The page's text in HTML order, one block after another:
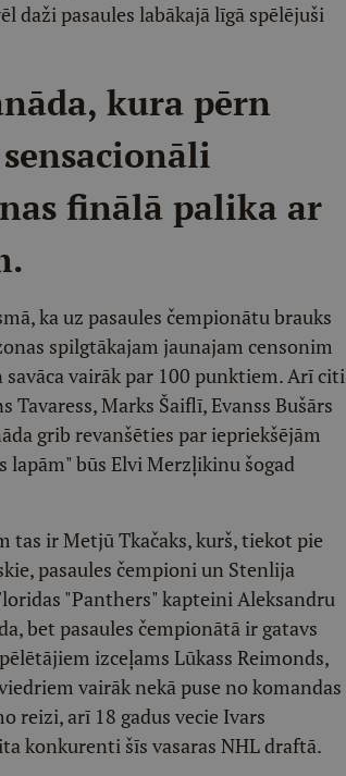
daži pasaules labākajā līgā spēlējuši
kura pērn
finālā palika ar
ka uz pasaules čempionātu brauks
spilgtākajam jaunajam censonim
vairāk par 100 punktiem. Arī citi
Marks Šaiflī, Evanss Bušārs
grib revanšēties par iepriekšējām
lapām" būs Elvi Merzļikinu šogad
tas ir Metjū Tkačaks, kurš, tiekot pie
pasaules čempioni un Stenlija
"Panthers" kapteini Aleksandru
bet pasaules čempionātā ir gatavs
izceļams Lūkass Reimonds,
vairāk nekā puse no komandas
reizi, arī 18 gadus vecie Ivars
konkurenti šīs vasaras NHL draftā.